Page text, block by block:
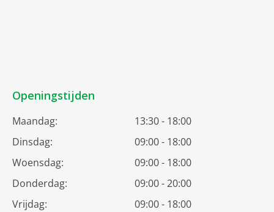
Openingstijden
Maandag:
13:30 - 18:00
Dinsdag:
09:00 - 18:00
Woensdag:
09:00 - 18:00
Donderdag:
09:00 - 20:00
Vrijdag:
09:00 - 18:00